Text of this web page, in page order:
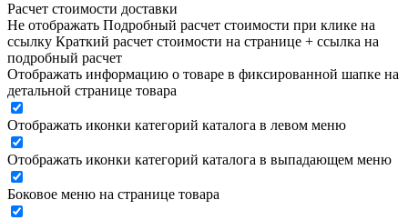
Расчет стоимости доставки
Не отображать Подробный расчет стоимости при клике на
ссылку Краткий расчет стоимости на странице + ссылка на
подробный расчет
Отображать информацию о товаре в фиксированной шапке на
детальной странице товара
Отображать иконки категорий каталога в левом меню
Отображать иконки категорий каталога в выпадающем меню
Боковое меню на странице товара